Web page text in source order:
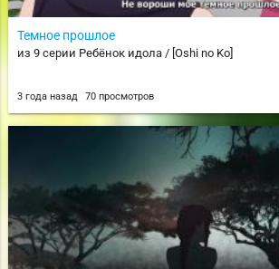
Темное прошлое
из 9 серии Ребёнок идола / [Oshi no Ko]
3 года назад 70 просмотров